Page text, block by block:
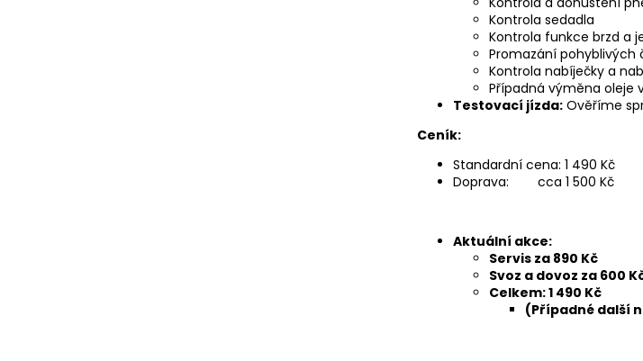
Kontrola sedadla
Kontrola funkce brzd a
Promazání pohyblivých
Kontrola nabíječky a
Případná výměna oleje
Testovací jízda: Ověříme
Ceník:
Standardní cena: 1 490 Kč
Doprava: cca 1 500 Kč
Aktuální akce:
Servis za 890 Kč
Svoz a dovoz za 600
Celkem: 1 490 Kč
(Případné další